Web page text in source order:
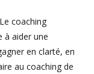
coaching
à aider une
en clarté, en
au coaching de